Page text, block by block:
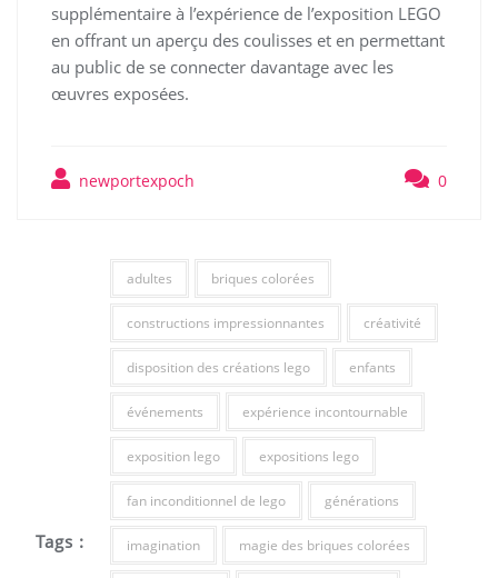
supplémentaire à l’expérience de l’exposition LEGO
en offrant un aperçu des coulisses et en permettant
au public de se connecter davantage avec les
œuvres exposées.
newportexpoch 0
Tags :
adultes briques colorées
constructions impressionnantes créativité
disposition des créations lego enfants
événements expérience incontournable
exposition lego expositions lego
fan inconditionnel de lego générations
imagination magie des briques colorées